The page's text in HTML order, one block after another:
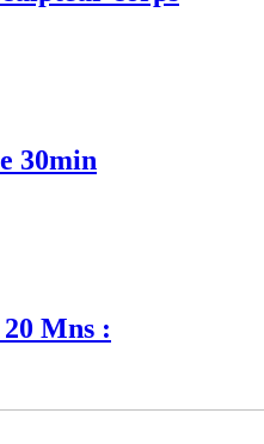
30min
Mns :